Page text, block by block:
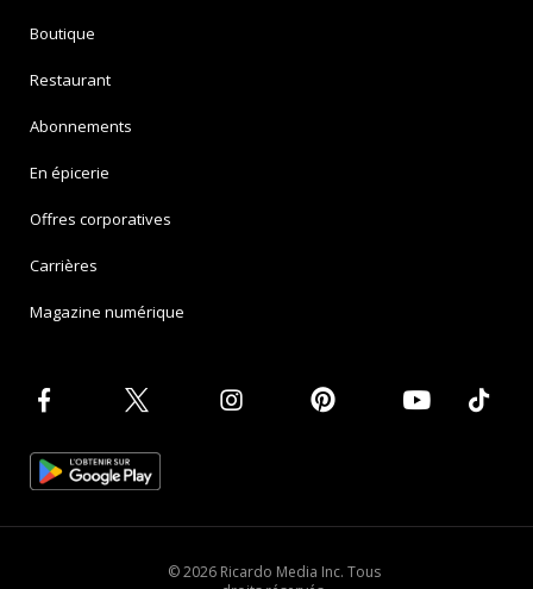
Boutique
Restaurant
Abonnements
En épicerie
Offres corporatives
Carrières
Magazine numérique
© 2026 Ricardo Media Inc. Tous